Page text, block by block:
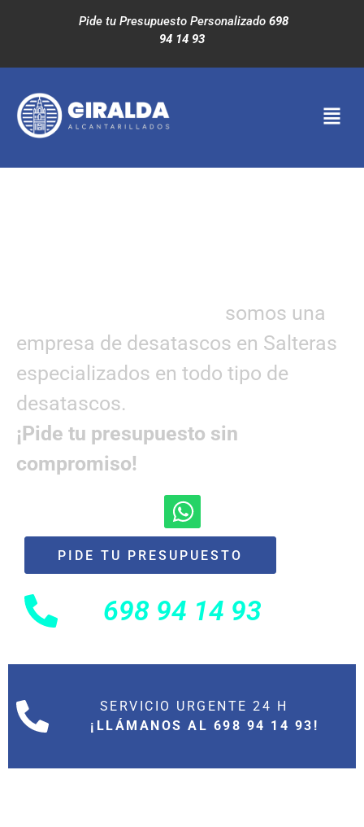
Pide tu Presupuesto Personalizado 698
94 14 93
somos una
empresa de desatascos en Salteras
especializados en todo tipo de
desatascos.
¡Pide tu presupuesto sin
compromiso!
PIDE TU PRESUPUESTO
698 94 14 93
SERVICIO URGENTE 24 H
¡LLÁMANOS AL 698 94 14 93!